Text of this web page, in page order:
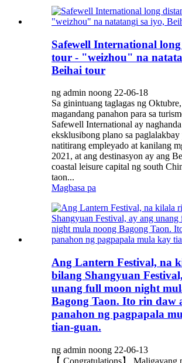
Safewell International
tour - "weizhou" na
Beihai tour
ng admin noong 22-06-18
Sa ginintuang taglagas ng
magandang panahon para sa
Safewell International ay
eksklusibong plano sa paglalakbay
natitirang empleyado at kanilang
2021, at ang destinasyon ay ang
coastal leisure capital ng south
taon...
Magbasa pa
Ang Lantern Festival, na
bilang Shangyuan
unang full moon night
Bagong Taon. Ito rin daw
panahon ng pagpapala
tian-guan.
ng admin noong 22-06-13
【 Congratulations】 Maligayang